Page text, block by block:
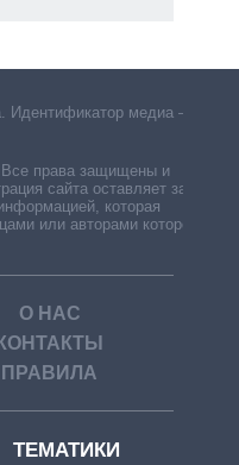
Идентификатор медиа –
Все права защищены и
сайта оставляет за
которая
или авторами которой
О НАС
КОНТАКТЫ
ПРАВИЛА
ТЕМАТИКИ